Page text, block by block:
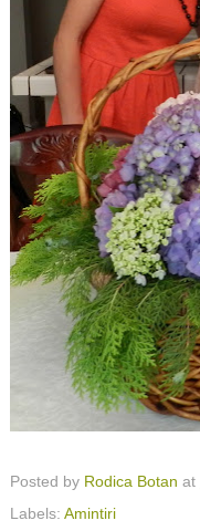
Posted by Rodica Botan at
Labels: Amintiri